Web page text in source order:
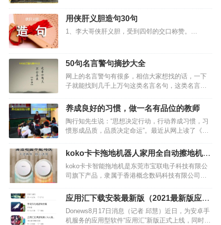
了几个冷门暴利创业项目，现在看来可能很冷门，
但是，只要你打开市场，肯定很赚钱的。一、农家
乐城市和农村各有各…
用侠肝义胆造句30句
1、李大哥侠肝义胆，受到四邻的交口称赞。…
​50句名言警句摘抄大全
网上的名言警句有很多，相信大家想找的话，一下
子就能找到几千上万句这类名言名句，这类名言名
有些可能对你的人生有很大帮助。喜欢名言警句的
朋友，赶紧看下面小编摘录的50句名言警句吧，一
定会对你有所帮助的…
养成良好的习惯，做一名有品位的教师
陶行知先生说：“思想决定行动，行动养成习惯，习
惯形成品质，品质决定命运”。最近从网上读了《影
句话有了更深刻的领悟和理解。阅读本书带给我的
不仅是享受，更多的则是生活的引领，智慧的传递
和方法的教授…
koko卡卡拖地机器人家用全自动擦地机推
荐
koko卡卡智能拖地机是东莞市宝联电子科技有限公
司旗下产品，隶属于香港概念数码科技有限公司，
想知道卡卡智能拖地机好用吗，看看下面是网友使
用koko卡卡智能拖地机的相关介绍，希望对大家有
所帮助。1、…
应用汇下载安装最新版（2021最新版应用
汇app）
Donews8月17日消息（记者 邱慧）近日，为安卓手
机服务的应用型软件“应用汇”新版正式上线，同时推